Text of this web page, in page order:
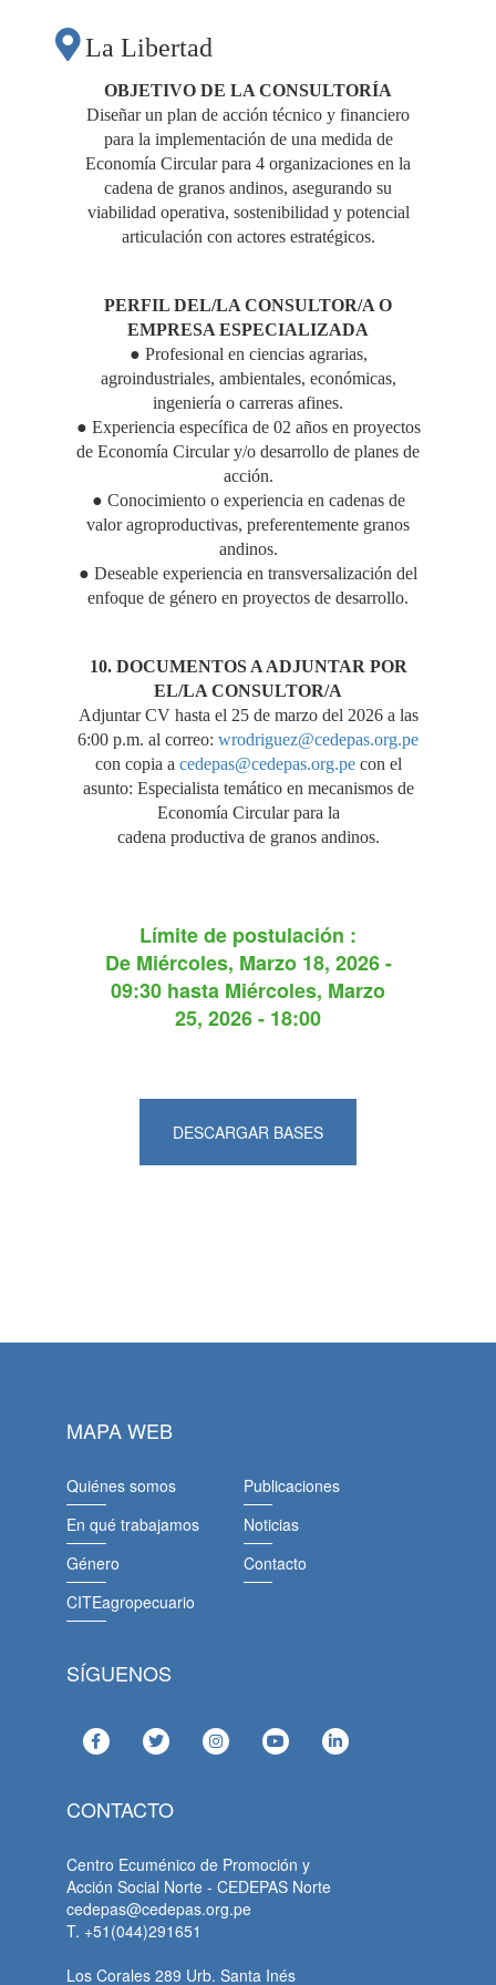
CIRCULAR PARA LA
CADENA
PRODUCTIVA DE
GRANOS ANDINOS"
La Libertad
OBJETIVO DE LA CONSULTORÍA
Diseñar un plan de acción técnico y financiero
para la implementación de una medida de
Economía Circular para 4 organizaciones en la
cadena de granos andinos, asegurando su
viabilidad operativa, sostenibilidad y potencial
articulación con actores estratégicos.
PERFIL DEL/LA CONSULTOR/A O
EMPRESA ESPECIALIZADA
● Profesional en ciencias agrarias,
agroindustriales, ambientales, económicas,
ingeniería o carreras afines.
● Experiencia específica de 02 años en proyectos
de Economía Circular y/o desarrollo de planes de
acción.
● Conocimiento o experiencia en cadenas de
valor agroproductivas, preferentemente granos
andinos.
● Deseable experiencia en transversalización del
enfoque de género en proyectos de desarrollo.
10. DOCUMENTOS A ADJUNTAR POR
EL/LA CONSULTOR/A
Adjuntar CV hasta el 25 de marzo del 2026 a las
6:00 p.m. al correo: wrodriguez@cedepas.org.pe
con copia a cedepas@cedepas.org.pecon el
asunto: Especialista temático en mecanismos de
Economía Circular para la
cadena productiva de granos andinos.
Límite de postulación :
De Miércoles, Marzo 18, 2026 -
09:30 hasta Miércoles, Marzo
25, 2026 - 18:00
DESCARGAR BASES
MAPA WEB
Quiénes somos
En qué trabajamos
Género
CITEagropecuario
Publicaciones
Noticias
Contacto
SÍGUENOS
CONTACTO
Centro Ecuménico de Promoción y
Acción Social Norte - CEDEPAS Norte
cedepas@cedepas.org.pe
T. +51(044)291651
Los Corales 289 Urb. Santa Inés